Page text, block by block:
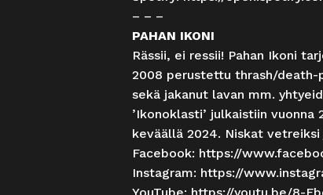
– – –
PAHAN IKONI
Rässii, ei ressii! Pahan Ikoni
2008 perustettu thrash/death-
sekä jakanut lavan mm.
’Ikonoklasti’ julkaistiin
keväällä 2024. Niskat
Facebook: https://
Instagram: https://